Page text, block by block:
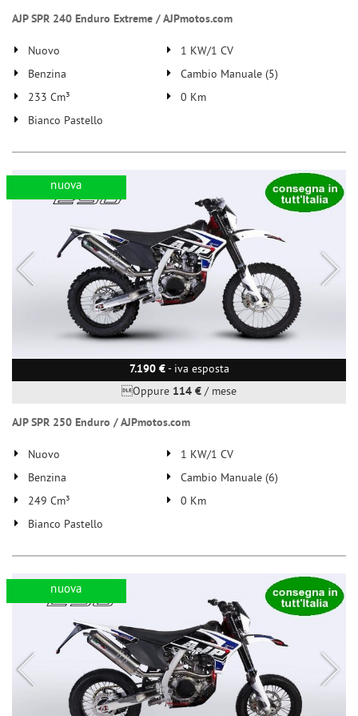
AJP SPR 240 Enduro Extreme / AJPmotos.com
Nuovo
1 KW/1 CV
Benzina
Cambio Manuale (5)
233 Cm³
0 Km
Bianco Pastello
7.190 €- iva esposta
Oppure 114 € / mese
nuova
AJP SPR 250 Enduro / AJPmotos.com
Nuovo
1 KW/1 CV
Benzina
Cambio Manuale (6)
249 Cm³
0 Km
Bianco Pastello
nuova